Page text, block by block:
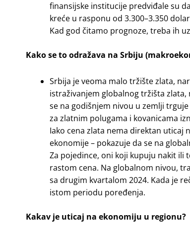
finansijske institucije predviđale su
kreće u rasponu od 3.300–3.350
Kad god čitamo prognoze, treba ih
Kako se to odražava na Srbiju
Srbija je veoma malo tržište zlata,
istraživanjem globalnog tržišta zlata,
se na godišnjem nivou u zemlji
za zlatnim polugama i kovanicama
Iako cena zlata nema direktan uticaj
ekonomije – pokazuje da se na
Za pojedince, oni koji kupuju nakit ili
rastom cena. Na globalnom nivou,
sa drugim kvartalom 2024. Kada je
istom periodu poređenja.
Kakav je uticaj na ekonomiju u regionu?